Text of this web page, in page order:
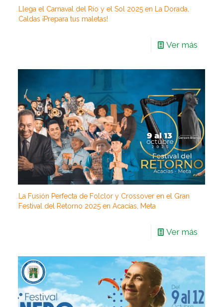
Llega el Carnaval del Río y el Sol 2025 en La Dorada,
Caldas ¡Prepara tus maletas!
Ver más
La Fusión Perfecta de Folclor y Crossover en el Gran
Festival del Retorno 2025 en Acacías, Meta
Ver más